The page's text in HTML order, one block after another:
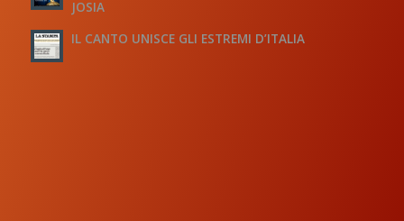
JOSIA
IL CANTO UNISCE GLI ESTREMI D’ITALIA